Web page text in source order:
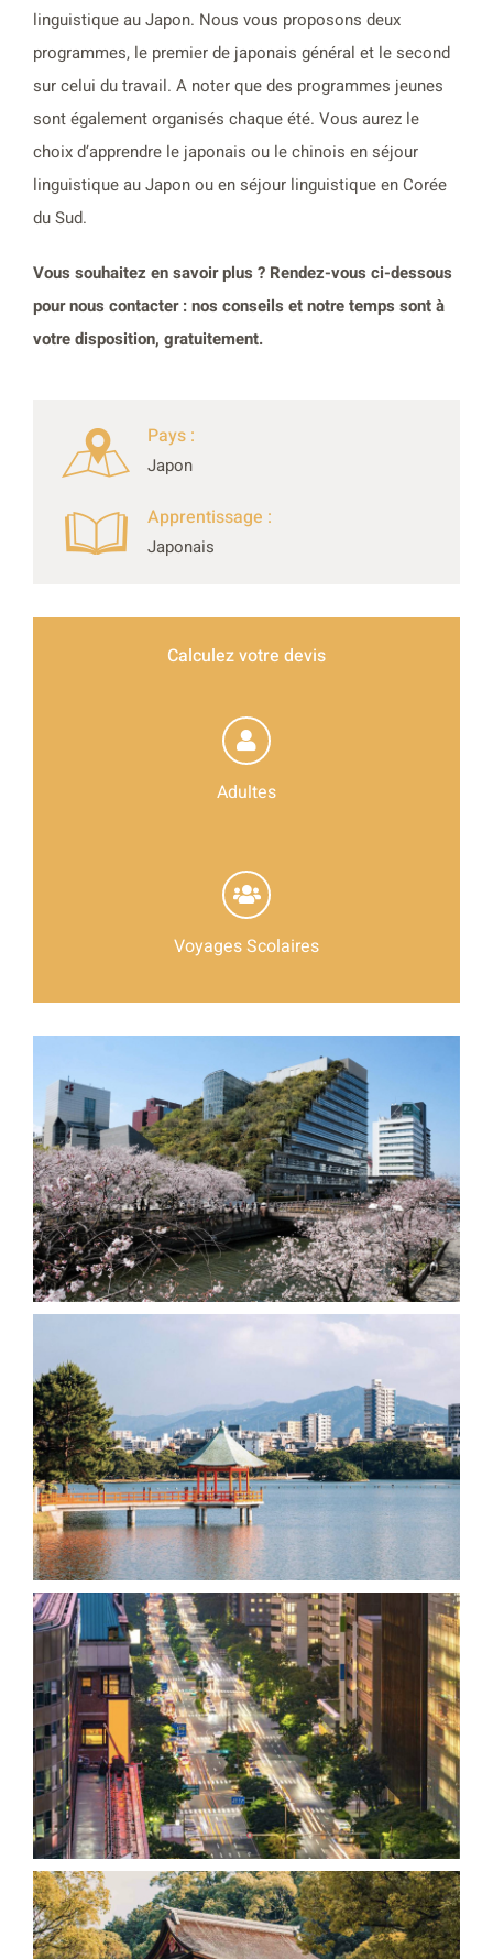
linguistique au Japon. Nous vous proposons deux
programmes, le premier de japonais général et le second
sur celui du travail. A noter que des programmes jeunes
sont également organisés chaque été. Vous aurez le
choix d’apprendre le japonais ou le chinois en séjour
linguistique au Japon ou en séjour linguistique en Corée
du Sud.
Vous souhaitez en savoir plus ? Rendez-vous ci-dessous
pour nous contacter : nos conseils et notre temps sont à
votre disposition, gratuitement.
Pays :
Japon
Apprentissage :
Japonais
Calculez votre devis
Adultes
Voyages Scolaires